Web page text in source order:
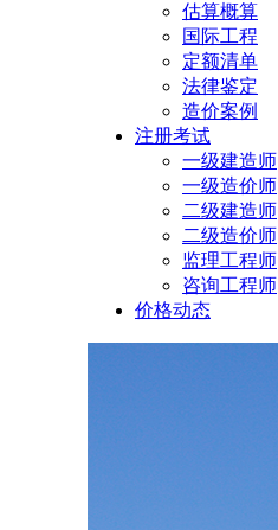
估算概算
国际工程
定额清单
法律鉴定
造价案例
注册考试
一级建造师
一级造价师
二级建造师
二级造价师
监理工程师
咨询工程师
价格动态